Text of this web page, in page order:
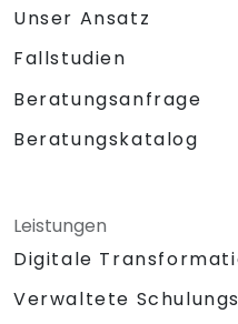
Unser Ansatz
Fallstudien
Beratungsanfrage
Beratungskatalog
Leistungen
Digitale
Verwaltete